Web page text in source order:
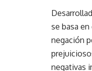
se basa
negación
negativas